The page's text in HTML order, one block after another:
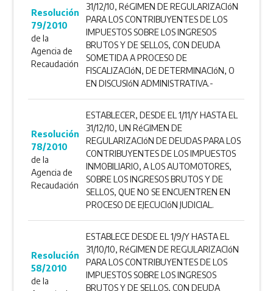
Resolución
79/2010
de la
Agencia de
Recaudación
31/12/10, RéGIMEN DE REGULARIZACIóN
PARA LOS CONTRIBUYENTES DE LOS
IMPUESTOS SOBRE LOS INGRESOS
BRUTOS Y DE SELLOS, CON DEUDA
SOMETIDA A PROCESO DE
FISCALIZACIóN, DE DETERMINACIóN, O
EN DISCUSIóN ADMINISTRATIVA.-
Resolución
78/2010
de la
Agencia de
Recaudación
ESTABLECER, DESDE EL 1/11/Y HASTA EL
31/12/10, UN RéGIMEN DE
REGULARIZACIóN DE DEUDAS PARA LOS
CONTRIBUYENTES DE LOS IMPUESTOS
INMOBILIARIO, A LOS AUTOMOTORES,
SOBRE LOS INGRESOS BRUTOS Y DE
SELLOS, QUE NO SE ENCUENTREN EN
PROCESO DE EJECUCIóN JUDICIAL.
Resolución
58/2010
de la
ESTABLECE DESDE EL 1/9/Y HASTA EL
31/10/10, RéGIMEN DE REGULARIZACIóN
PARA LOS CONTRIBUYENTES DE LOS
IMPUESTOS SOBRE LOS INGRESOS
BRUTOS Y DE SELLOS, CON DEUDA